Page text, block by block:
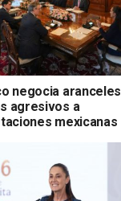
negocia aranceles
agresivos a
mexicanas